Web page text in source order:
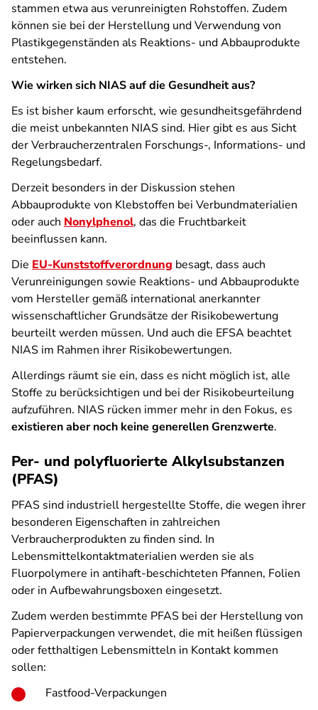
stammen etwa aus verunreinigten Rohstoffen. Zudem
können sie bei der Herstellung und Verwendung von
Plastikgegenständen als Reaktions- und Abbauprodukte
entstehen.
Wie wirken sich NIAS auf die Gesundheit aus?
Es ist bisher kaum erforscht, wie gesundheitsgefährdend
die meist unbekannten NIAS sind. Hier gibt es aus Sicht
der Verbraucherzentralen Forschungs-, Informations- und
Regelungsbedarf.
Derzeit besonders in der Diskussion stehen
Abbauprodukte von Klebstoffen bei Verbundmaterialien
oder auch Nonylphenol, das die Fruchtbarkeit
beeinflussen kann.
Die EU-Kunststoffverordnung besagt, dass auch
Verunreinigungen sowie Reaktions- und Abbauprodukte
vom Hersteller gemäß international anerkannter
wissenschaftlicher Grundsätze der Risikobewertung
beurteilt werden müssen. Und auch die EFSA beachtet
NIAS im Rahmen ihrer Risikobewertungen.
Allerdings räumt sie ein, dass es nicht möglich ist, alle
Stoffe zu berücksichtigen und bei der Risikobeurteilung
aufzuführen. NIAS rücken immer mehr in den Fokus, es
existieren aber noch keine generellen Grenzwerte.
Per- und polyfluorierte Alkylsubstanzen
(PFAS)
PFAS sind industriell hergestellte Stoffe, die wegen ihrer
besonderen Eigenschaften in zahlreichen
Verbraucherprodukten zu finden sind. In
Lebensmittelkontaktmaterialien werden sie als
Fluorpolymere in antihaft-beschichteten Pfannen, Folien
oder in Aufbewahrungsboxen eingesetzt.
Zudem werden bestimmte PFAS bei der Herstellung von
Papierverpackungen verwendet, die mit heißen flüssigen
oder fetthaltigen Lebensmitteln in Kontakt kommen
sollen:
Fastfood-Verpackungen